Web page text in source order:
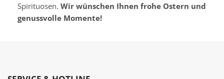
Spirituosen. Wir wünschen Ihnen frohe Ostern und
genussvolle Momente!